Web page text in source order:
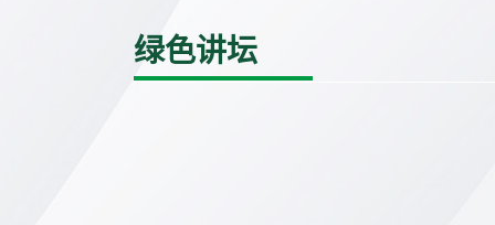
绿色讲坛